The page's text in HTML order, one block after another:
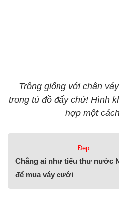
Trông giống với chân
trong tủ đồ đấy chứ! Hình
hợp một
Đẹp
Chẳng ai như tiểu thư nước
để mua váy cưới